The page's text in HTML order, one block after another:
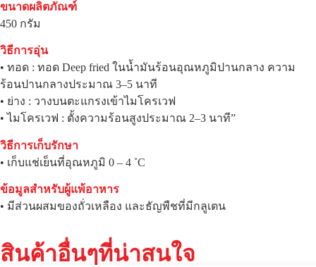
ขนาดผลิตภัณฑ์
450 กรัม
วิธีการอุ่น
• ทอด : ทอด Deep fried ในน้ำมันร้อนอุณหภูมิปานกลาง ความ
ร้อนปานกลางประมาณ 3–5 นาที
• ย่าง : วางบนตะแกรงเข้าไมโครเวฟ
• ไมโครเวฟ : ตั้งความร้อนสูงประมาณ 2–3 นาที”
วิธีการเก็บรักษา
• เก็บแช่เย็นที่อุณหภูมิ 0 – 4 ˚C
ข้อมูลสำหรับผู้แพ้อาหาร
• มีส่วนผสมของถั่วเหลือง และธัญพืชที่มีกลูเตน
สินค้าอื่นๆที่น่าสนใจ